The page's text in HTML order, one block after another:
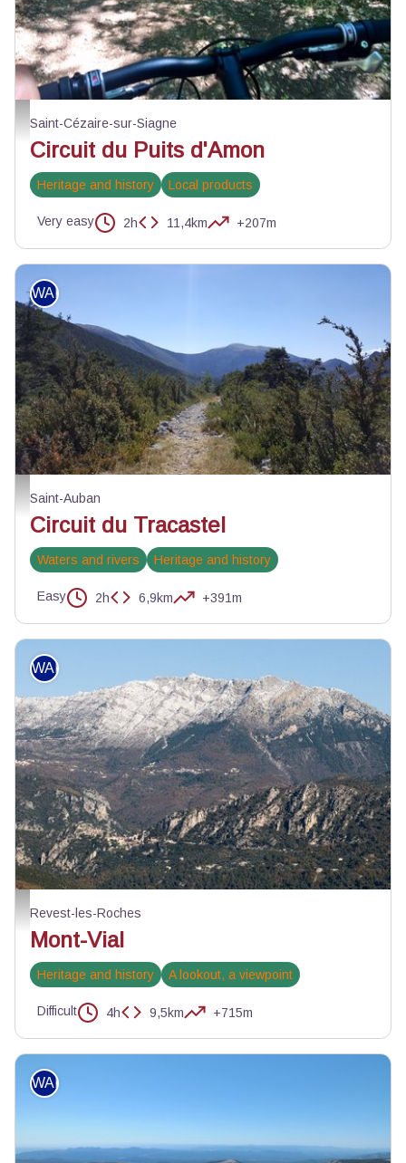
Chemin roulant du parcours - Julien Lageat - PNR des Préalpes d'Azur
Saint-Cézaire-sur-Siagne
Circuit du Puits d'Amon
Heritage and history Local products
Very easy 2h 11,4km +207m
Sentier du Tracastel - Julien Lageat - PNR des Préalpes d'Azur
WALKING
Saint-Auban
Circuit du Tracastel
Waters and rivers Heritage and history
Easy 2h 6,9km +391m
Le Mont-Vial depuis la vallée du Var - DR
WALKING
Revest-les-Roches
Mont-Vial
Heritage and history A lookout, a viewpoint
Difficult 4h 9,5km +715m
WALKING